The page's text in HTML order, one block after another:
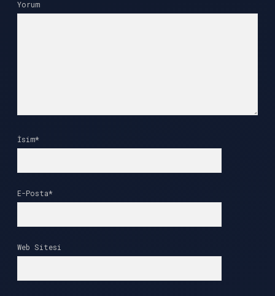
Yorum
İsim*
E-Posta*
Web Sitesi